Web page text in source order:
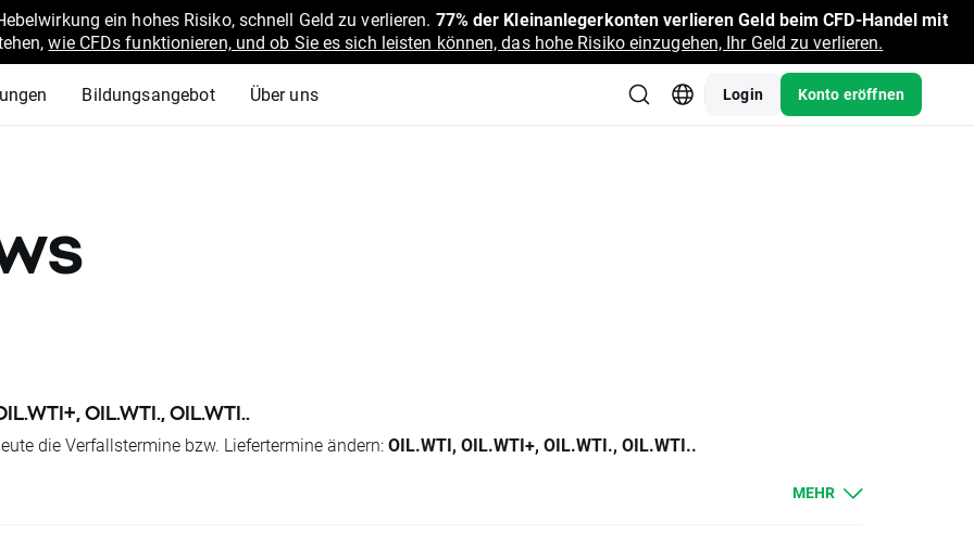
ein hohes Risiko, schnell Geld zu verlieren. 77% der Kleinanlegerkonten verlieren Geld beim CFD-Handel mit
wie CFDs funktionieren, und ob Sie es sich leisten können, das hohe Risiko einzugehen, Ihr Geld zu verlieren.
Bildungsangebot Über uns Login Konto eröffnen
OIL.WTI., OIL.WTI..
die Verfallstermine bzw. Liefertermine ändern:OIL.WTI, OIL.WTI+, OIL.WTI., OIL.WTI..
MEHR